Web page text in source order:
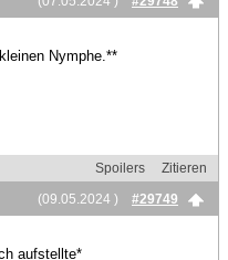
Nymphe.**
Spoilers
Zitieren
(09.05.2024 )
#29749
aufstellte*